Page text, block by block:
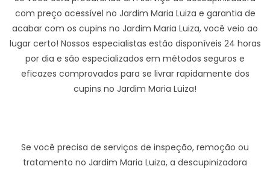
com preço acessível no Jardim Maria Luiza e garantia de
acabar com os cupins no Jardim Maria Luiza, você veio ao
lugar certo! Nossos especialistas estão disponíveis 24 horas
por dia e são especializados em métodos seguros e
eficazes comprovados para se livrar rapidamente dos
cupins no Jardim Maria Luiza!
Se você precisa de serviços de inspeção, remoção ou
tratamento no Jardim Maria Luiza, a descupinizadora